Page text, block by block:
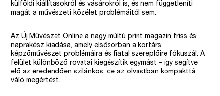
külföldi kiállításokról és vásárokról is, és nem függetleníti
magát a művészeti közélet problémáitól sem.
Az Új Művészet Online a nagy múltú print magazin friss és
naprakész kiadása, amely elsősorban a kortárs
képzőművészet problémáira és fiatal szereplőire fókuszál. A
felület különböző rovatai kiegészítik egymást – így segítve
elő az eredendően szilánkos, de az olvastban kompakttá
váló megértést.